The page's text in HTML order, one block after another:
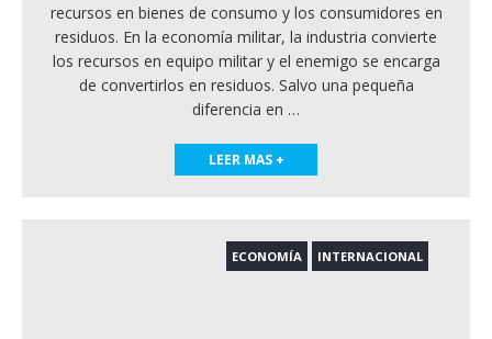
recursos en bienes de consumo y los consumidores en
residuos. En la economía militar, la industria convierte
los recursos en equipo militar y el enemigo se encarga
de convertirlos en residuos. Salvo una pequeña
diferencia en …
LEER MAS +
ECONOMÍA INTERNACIONAL